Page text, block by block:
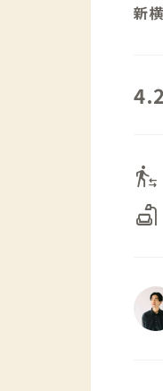
新
transfer_within_a_station
scene